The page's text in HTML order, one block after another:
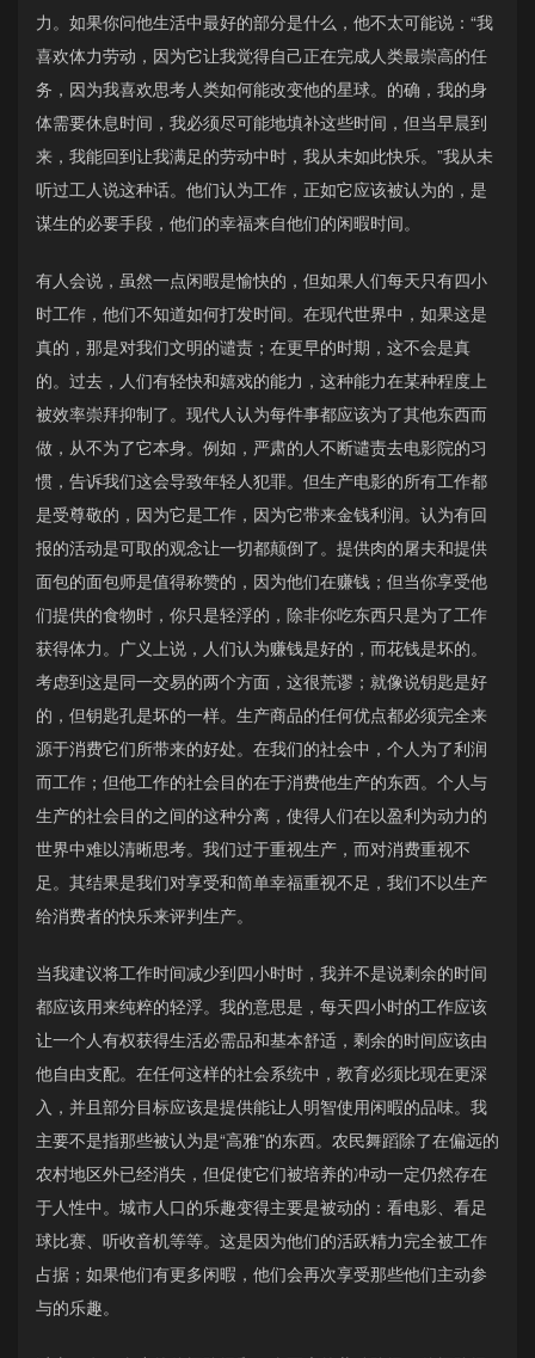
力。如果你问他生活中最好的部分是什么，他不太可能说：“我
喜欢体力劳动，因为它让我觉得自己正在完成人类最崇高的任
务，因为我喜欢思考人类如何能改变他的星球。的确，我的身
体需要休息时间，我必须尽可能地填补这些时间，但当早晨到
来，我能回到让我满足的劳动中时，我从未如此快乐。”我从未
听过工人说这种话。他们认为工作，正如它应该被认为的，是
谋生的必要手段，他们的幸福来自他们的闲暇时间。
有人会说，虽然一点闲暇是愉快的，但如果人们每天只有四小
时工作，他们不知道如何打发时间。在现代世界中，如果这是
真的，那是对我们文明的谴责；在更早的时期，这不会是真
的。过去，人们有轻快和嬉戏的能力，这种能力在某种程度上
被效率崇拜抑制了。现代人认为每件事都应该为了其他东西而
做，从不为了它本身。例如，严肃的人不断谴责去电影院的习
惯，告诉我们这会导致年轻人犯罪。但生产电影的所有工作都
是受尊敬的，因为它是工作，因为它带来金钱利润。认为有回
报的活动是可取的观念让一切都颠倒了。提供肉的屠夫和提供
面包的面包师是值得称赞的，因为他们在赚钱；但当你享受他
们提供的食物时，你只是轻浮的，除非你吃东西只是为了工作
获得体力。广义上说，人们认为赚钱是好的，而花钱是坏的。
考虑到这是同一交易的两个方面，这很荒谬；就像说钥匙是好
的，但钥匙孔是坏的一样。生产商品的任何优点都必须完全来
源于消费它们所带来的好处。在我们的社会中，个人为了利润
而工作；但他工作的社会目的在于消费他生产的东西。个人与
生产的社会目的之间的这种分离，使得人们在以盈利为动力的
世界中难以清晰思考。我们过于重视生产，而对消费重视不
足。其结果是我们对享受和简单幸福重视不足，我们不以生产
给消费者的快乐来评判生产。
当我建议将工作时间减少到四小时时，我并不是说剩余的时间
都应该用来纯粹的轻浮。我的意思是，每天四小时的工作应该
让一个人有权获得生活必需品和基本舒适，剩余的时间应该由
他自由支配。在任何这样的社会系统中，教育必须比现在更深
入，并且部分目标应该是提供能让人明智使用闲暇的品味。我
主要不是指那些被认为是“高雅”的东西。农民舞蹈除了在偏远的
农村地区外已经消失，但促使它们被培养的冲动一定仍然存在
于人性中。城市人口的乐趣变得主要是被动的：看电影、看足
球比赛、听收音机等等。这是因为他们的活跃精力完全被工作
占据；如果他们有更多闲暇，他们会再次享受那些他们主动参
与的乐趣。